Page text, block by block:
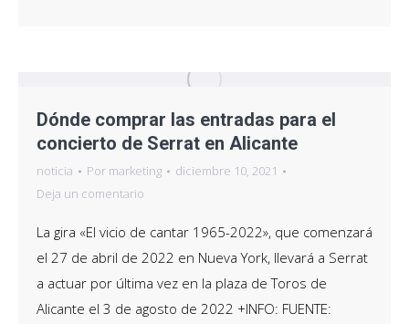
Dónde comprar las entradas para el
concierto de Serrat en Alicante
noticia Por marketing
diciembre 10, 2021
Deja un comentario
La gira «El vicio de cantar 1965-2022», que comenzará
el 27 de abril de 2022 en Nueva York, llevará a Serrat
a actuar por última vez en la plaza de Toros de
Alicante el 3 de agosto de 2022 +INFO: FUENTE: